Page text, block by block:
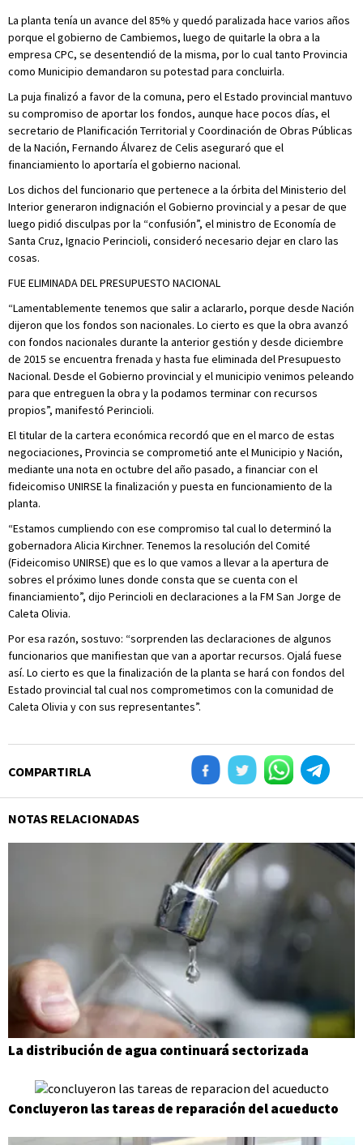
La planta tenía un avance del 85% y quedó paralizada hace varios años
porque el gobierno de Cambiemos, luego de quitarle la obra a la
empresa CPC, se desentendió de la misma, por lo cual tanto Provincia
como Municipio demandaron su potestad para concluirla.
La puja finalizó a favor de la comuna, pero el Estado provincial mantuvo
su compromiso de aportar los fondos, aunque hace pocos días, el
secretario de Planificación Territorial y Coordinación de Obras Públicas
de la Nación, Fernando Álvarez de Celis aseguraró que el
financiamiento lo aportaría el gobierno nacional.
Los dichos del funcionario que pertenece a la órbita del Ministerio del
Interior generaron indignación el Gobierno provincial y a pesar de que
luego pidió disculpas por la “confusión”, el ministro de Economía de
Santa Cruz, Ignacio Perincioli, consideró necesario dejar en claro las
cosas.
FUE ELIMINADA DEL PRESUPUESTO NACIONAL
“Lamentablemente tenemos que salir a aclararlo, porque desde Nación
dijeron que los fondos son nacionales. Lo cierto es que la obra avanzó
con fondos nacionales durante la anterior gestión y desde diciembre
de 2015 se encuentra frenada y hasta fue eliminada del Presupuesto
Nacional. Desde el Gobierno provincial y el municipio venimos peleando
para que entreguen la obra y la podamos terminar con recursos
propios”, manifestó Perincioli.
El titular de la cartera económica recordó que en el marco de estas
negociaciones, Provincia se comprometió ante el Municipio y Nación,
mediante una nota en octubre del año pasado, a financiar con el
fideicomiso UNIRSE la finalización y puesta en funcionamiento de la
planta.
“Estamos cumpliendo con ese compromiso tal cual lo determinó la
gobernadora Alicia Kirchner. Tenemos la resolución del Comité
(Fideicomiso UNIRSE) que es lo que vamos a llevar a la apertura de
sobres el próximo lunes donde consta que se cuenta con el
financiamiento”, dijo Perincioli en declaraciones a la FM San Jorge de
Caleta Olivia.
Por esa razón, sostuvo: “sorprenden las declaraciones de algunos
funcionarios que manifiestan que van a aportar recursos. Ojalá fuese
así. Lo cierto es que la finalización de la planta se hará con fondos del
Estado provincial tal cual nos comprometimos con la comunidad de
Caleta Olivia y con sus representantes”.
COMPARTIRLA
NOTAS RELACIONADAS
La distribución de agua continuará sectorizada
Concluyeron las tareas de reparación del acueducto